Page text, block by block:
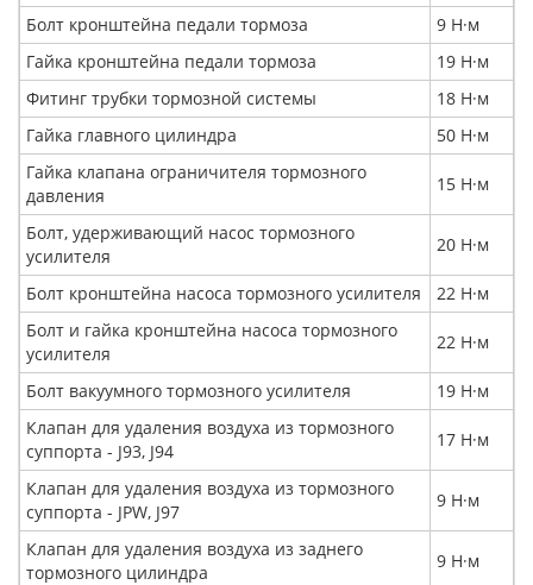
Болт кронштейна педали тормоза
9 Н·м
Гайка кронштейна педали тормоза
19 Н·м
Фитинг трубки тормозной системы
18 Н·м
Гайка главного цилиндра
50 Н·м
Гайка клапана ограничителя тормозного
давления
15 Н·м
Болт, удерживающий насос тормозного
усилителя
20 Н·м
Болт кронштейна насоса тормозного усилителя
22 Н·м
Болт и гайка кронштейна насоса тормозного
усилителя
22 Н·м
Болт вакуумного тормозного усилителя
19 Н·м
Клапан для удаления воздуха из тормозного
суппорта - J93, J94
17 Н·м
Клапан для удаления воздуха из тормозного
суппорта - JPW, J97
9 Н·м
Клапан для удаления воздуха из заднего
тормозного цилиндра
9 Н·м